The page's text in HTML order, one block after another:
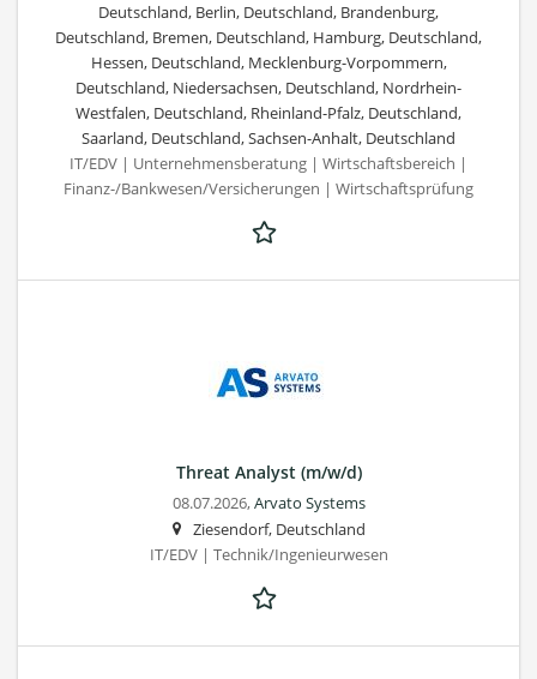
Deutschland, Berlin, Deutschland, Brandenburg,
Deutschland, Bremen, Deutschland, Hamburg, Deutschland,
Hessen, Deutschland, Mecklenburg-Vorpommern,
Deutschland, Niedersachsen, Deutschland, Nordrhein-
Westfalen, Deutschland, Rheinland-Pfalz, Deutschland,
Saarland, Deutschland, Sachsen-Anhalt, Deutschland
IT/EDV | Unternehmensberatung | Wirtschaftsbereich |
Finanz-/Bankwesen/Versicherungen | Wirtschaftsprüfung
Threat Analyst (m/w/d)
08.07.2026,Arvato Systems
Ziesendorf, Deutschland
IT/EDV | Technik/Ingenieurwesen